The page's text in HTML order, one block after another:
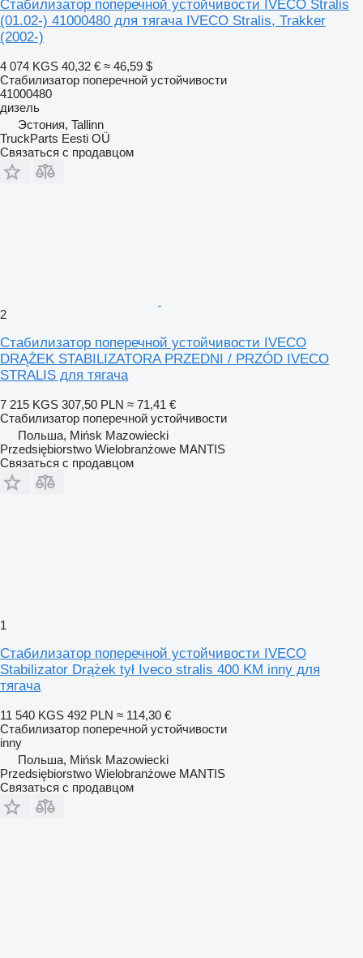
Стабилизатор поперечной устойчивости IVECO Stralis
(01.02-) 41000480 для тягача IVECO Stralis, Trakker
(2002-)
4 074 KGS 40,32 € ≈ 46,59 $
Стабилизатор поперечной устойчивости
41000480
дизель
Эстония, Tallinn
TruckParts Eesti OÜ
Связаться с продавцом
2
Стабилизатор поперечной устойчивости IVECO
DRĄŻEK STABILIZATORA PRZEDNI / PRZÓD IVECO
STRALIS для тягача
7 215 KGS 307,50 PLN ≈ 71,41 €
Стабилизатор поперечной устойчивости
Польша, Mińsk Mazowiecki
Przedsiębiorstwo Wielobranżowe MANTIS
Связаться с продавцом
1
Стабилизатор поперечной устойчивости IVECO
Stabilizator Drążek tył Iveco stralis 400 KM inny для
тягача
11 540 KGS 492 PLN ≈ 114,30 €
Стабилизатор поперечной устойчивости
inny
Польша, Mińsk Mazowiecki
Przedsiębiorstwo Wielobranżowe MANTIS
Связаться с продавцом